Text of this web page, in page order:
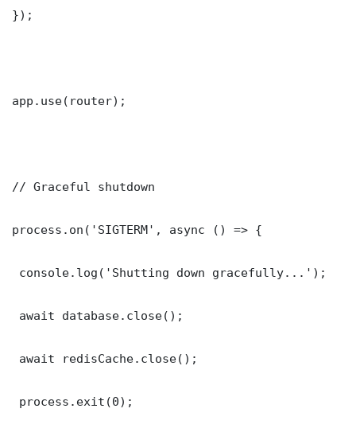
});
app.use(router);
// Graceful shutdown
process.on('SIGTERM', async () => {
console.log('Shutting down gracefully...');
await database.close();
await redisCache.close();
process.exit(0);